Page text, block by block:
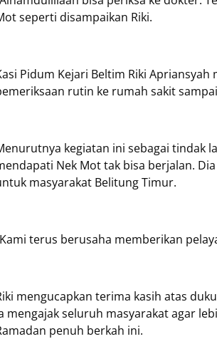
seperti disampaikan Riki.
Pidum Kejari Beltim Riki
rutin ke rumah sakit
kegiatan ini sebagai tindak
Nek Mot tak bisa berjalan.
masyarakat Belitung Timur.
terus berusaha memberikan
mengucapkan terima kasih atas
mengajak seluruh masyarakat agar
penuh berkah ini.